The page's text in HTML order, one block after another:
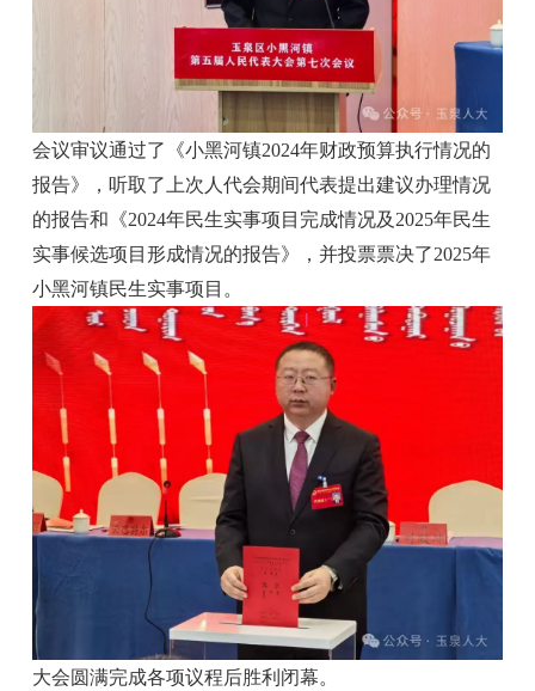
会议审议通过了《小黑河镇2024年财政预算执行情况的
报告》，听取了上次人代会期间代表提出建议办理情况
的报告和《2024年民生实事项目完成情况及2025年民生
实事候选项目形成情况的报告》，并投票票决了2025年
小黑河镇民生实事项目。
大会圆满完成各项议程后胜利闭幕。